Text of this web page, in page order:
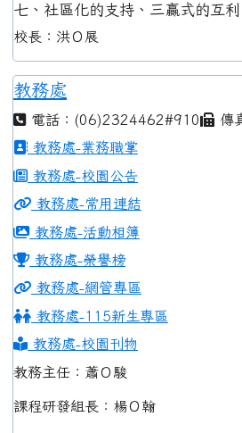
七、社區化的支持、三贏式的互利
校長：洪Ｏ展
教務處
電話：(06)2324462#910
傳
教務處-業務職掌
教務處-校園公告
教務處-常用連結
教務處-活動相簿
教務處-榮譽榜
教務處-網管專區
教務處-115新生專區
教務處-校園刊物
教務主任：蕭Ｏ駿
課程研發組長：楊Ｏ翰